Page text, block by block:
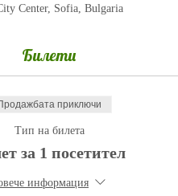
Center, Sofia, Bulgaria
Билети
приключи
Тип на билета
за 1 посетител
информация